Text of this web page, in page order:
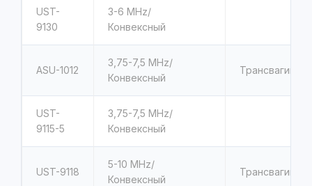
UST-
9130
3-6 MHz/
Конвексный
ASU-1012
3,75-7,5 MHz/
Конвексный
UST-
9115-5
3,75-7,5 MHz/
Конвексный
UST-9118
5-10 MHz/
Конвексный